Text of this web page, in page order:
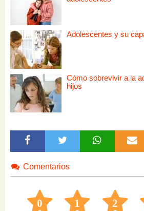
Adolescentes y su
Cómo sobrevivir a la
hijos
Comentarios
0 1 2